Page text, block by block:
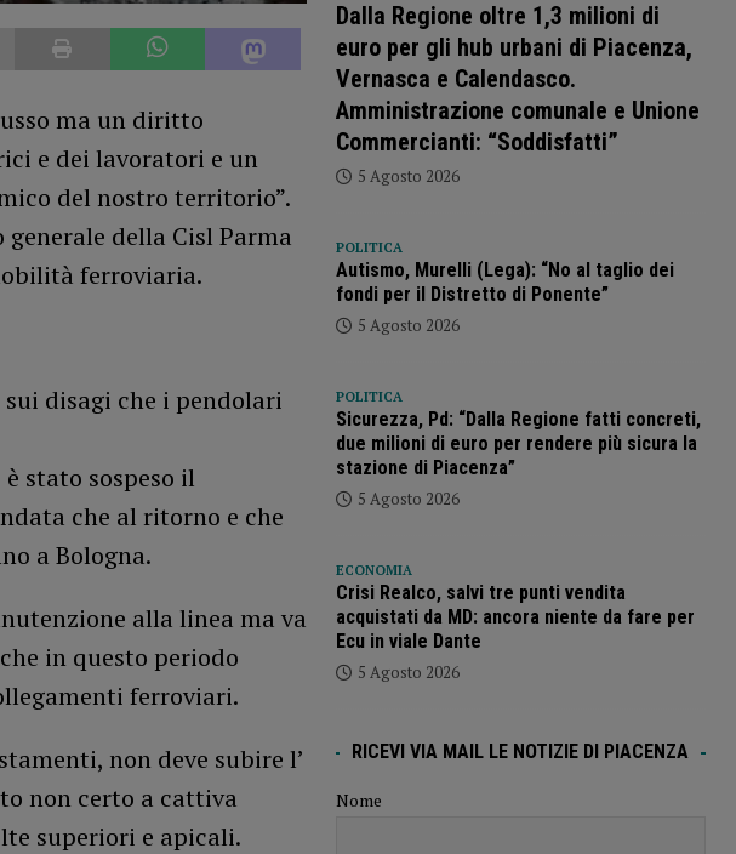
ma un diritto
e dei lavoratori e un
del nostro territorio”.
della Cisl Parma
ferroviaria.
disagi che i pendolari
stato sospeso il
che al ritorno e che
a Bologna.
alla linea ma va
in questo periodo
ferroviari.
non deve subire l’
non certo a cattiva
superiori e apicali.
Dalla Regione oltre 1,3 milioni di
euro per gli hub urbani di Piacenza,
Vernasca e Calendasco.
Amministrazione comunale e Unione
Commercianti: “Soddisfatti”
5 Agosto 2026
POLITICA
Autismo, Murelli (Lega): “No al taglio dei
fondi per il Distretto di Ponente”
5 Agosto 2026
POLITICA
Sicurezza, Pd: “Dalla Regione fatti concreti,
due milioni di euro per rendere più sicura la
stazione di Piacenza”
5 Agosto 2026
ECONOMIA
Crisi Realco, salvi tre punti vendita
acquistati da MD: ancora niente da fare per
Ecu in viale Dante
5 Agosto 2026
RICEVI VIA MAIL LE NOTIZIE DI PIACENZA
Nome